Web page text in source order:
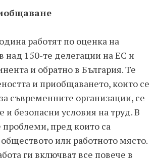
работят по оценка на
над 150-те делегации на ЕС и
и обратно в България. Те
и приобщаването, които се
съвременните организации, се
и безопасни условия на труд. В
проблеми, пред които са
или работното място.
ги включват все повече в